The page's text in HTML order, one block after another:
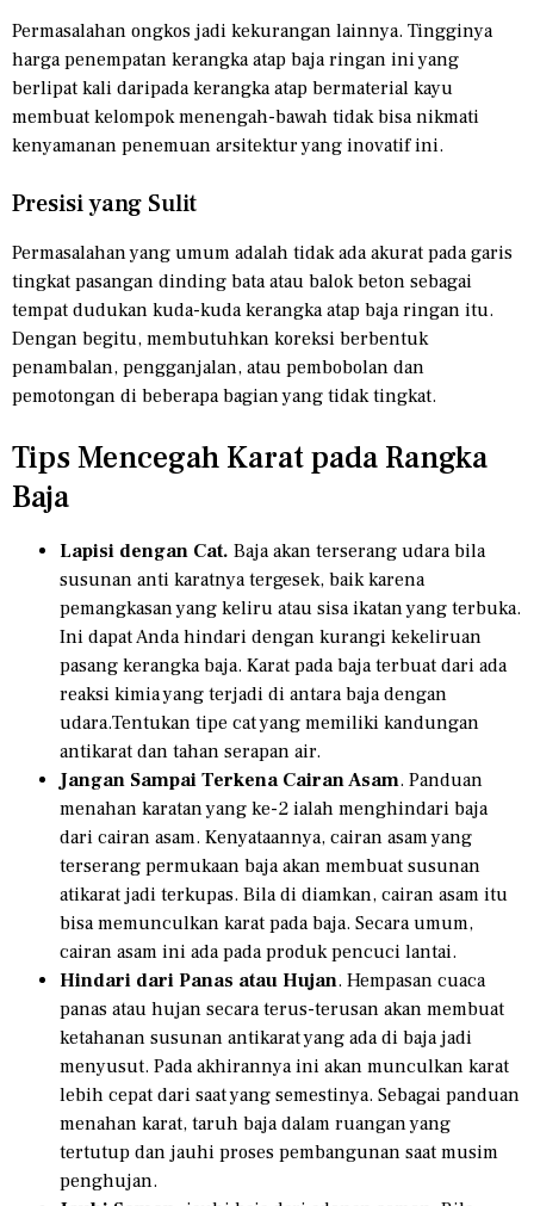
Permasalahan ongkos jadi kekurangan lainnya. Tingginya
harga penempatan kerangka atap baja ringan ini yang
berlipat kali daripada kerangka atap bermaterial kayu
membuat kelompok menengah-bawah tidak bisa nikmati
kenyamanan penemuan arsitektur yang inovatif ini.
Presisi yang Sulit
Permasalahan yang umum adalah tidak ada akurat pada garis
tingkat pasangan dinding bata atau balok beton sebagai
tempat dudukan kuda-kuda kerangka atap baja ringan itu.
Dengan begitu, membutuhkan koreksi berbentuk
penambalan, pengganjalan, atau pembobolan dan
pemotongan di beberapa bagian yang tidak tingkat.
Tips Mencegah Karat pada Rangka
Baja
Lapisi dengan Cat. Baja akan terserang udara bila
susunan anti karatnya tergesek, baik karena
pemangkasan yang keliru atau sisa ikatan yang terbuka.
Ini dapat Anda hindari dengan kurangi kekeliruan
pasang kerangka baja. Karat pada baja terbuat dari ada
reaksi kimia yang terjadi di antara baja dengan
udara.Tentukan tipe cat yang memiliki kandungan
antikarat dan tahan serapan air.
Jangan Sampai Terkena Cairan Asam. Panduan
menahan karatan yang ke-2 ialah menghindari baja
dari cairan asam. Kenyataannya, cairan asam yang
terserang permukaan baja akan membuat susunan
atikarat jadi terkupas. Bila di diamkan, cairan asam itu
bisa memunculkan karat pada baja. Secara umum,
cairan asam ini ada pada produk pencuci lantai.
Hindari dari Panas atau Hujan. Hempasan cuaca
panas atau hujan secara terus-terusan akan membuat
ketahanan susunan antikarat yang ada di baja jadi
menyusut. Pada akhirannya ini akan munculkan karat
lebih cepat dari saat yang semestinya. Sebagai panduan
menahan karat, taruh baja dalam ruangan yang
tertutup dan jauhi proses pembangunan saat musim
penghujan.